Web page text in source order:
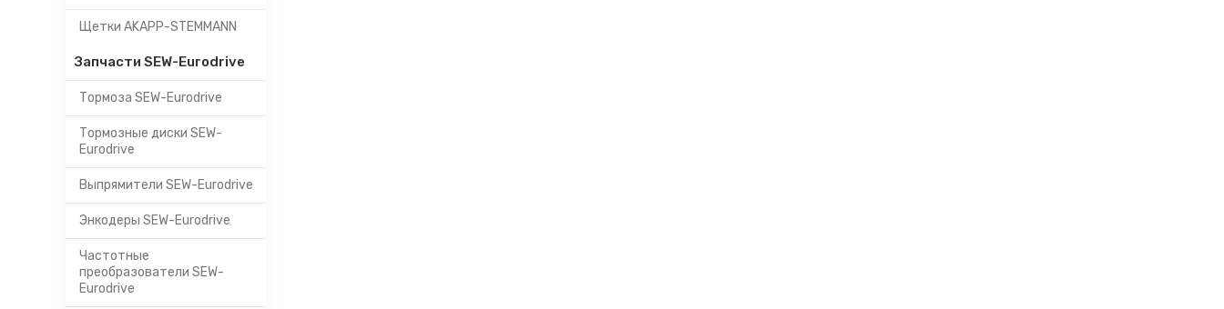
Щетки AKAPP-STEMMANN
Запчасти SEW-Eurodrive
Тормоза SEW-Eurodrive
Тормозные диски SEW-
Eurodrive
Выпрямители SEW-Eurodrive
Энкодеры SEW-Eurodrive
Частотные
преобразователи SEW-
Eurodrive